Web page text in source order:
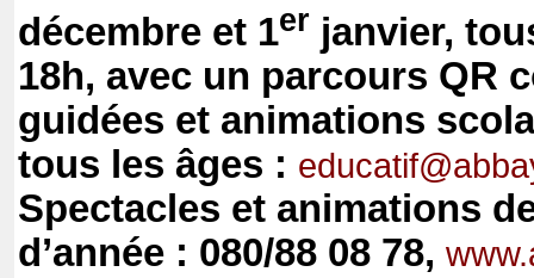
décembre et 1er janvier,
18h, avec un parcours QR
guidées et animations
tous les âges :
Spectacles et animations
d’année : 080/88 08 78,